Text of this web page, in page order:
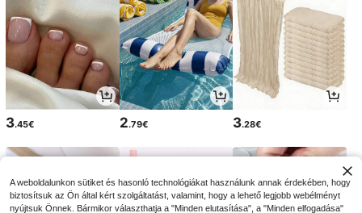
3.45€ 2.79€ 3.28€
A weboldalunkon sütiket és hasonló technológiákat használunk annak érdekében, hogy
biztosítsuk az Ön által kért szolgáltatást, valamint, hogy a lehető legjobb webélményt
nyújtsuk Önnek. Bármikor választhatja a "Minden elutasítása", a "Minden elfogadása"